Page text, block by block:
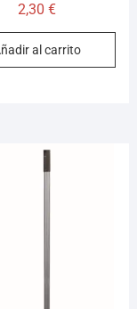
2,30€
al carrito